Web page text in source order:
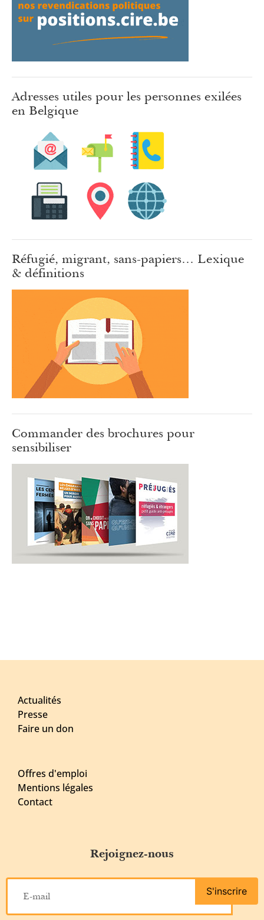
Adresses utiles pour les personnes exilées
en Belgique
Réfugié, migrant, sans-papiers… Lexique
& définitions
Commander des brochures pour
sensibiliser
Actualités
Presse
Faire un don
Offres d'emploi
Mentions légales
Contact
Rejoignez-nous
S'inscrire